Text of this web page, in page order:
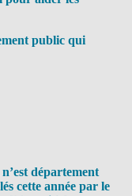
public qui
département
cette année par le